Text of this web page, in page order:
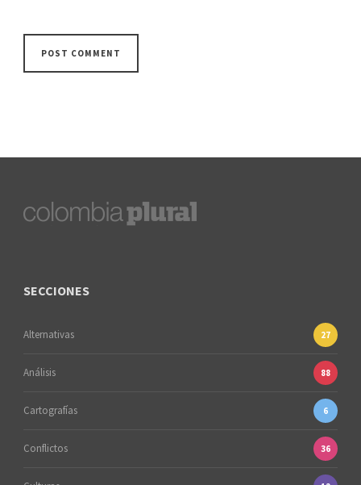
SECCIONES
Alternativas 27
Análisis 88
Cartografías 6
Conflictos 36